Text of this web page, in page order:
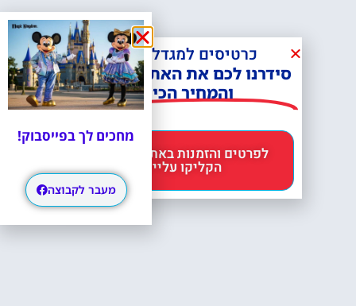
כרטיסים למגדל אייפל?
סידרנו לכם את האתר הכי אמין -
והמחיר הכי זול!
הקליקו עליי 😊
מחכים לך בפייסבוק!
מעבר לקבוצה